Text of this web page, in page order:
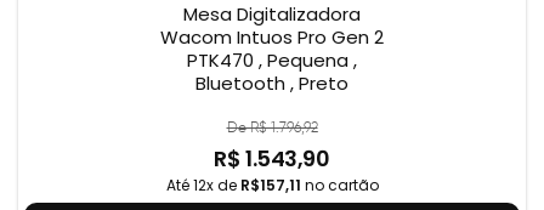
Mesa Digitalizadora
Wacom Intuos Pro Gen 2
PTK470 , Pequena ,
Bluetooth , Preto
De R$ 1.796,92
R$ 1.543,90
Até 12x de R$157,11 no cartão